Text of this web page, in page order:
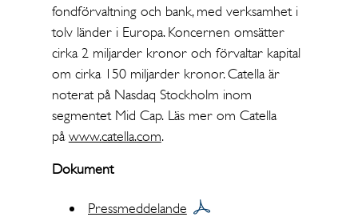
fondförvaltning och bank, med verksamhet i
tolv länder i Europa. Koncernen omsätter
cirka 2 miljarder kronor och förvaltar kapital
om cirka 150 miljarder kronor. Catella är
noterat på Nasdaq Stockholm inom
segmentet Mid Cap. Läs mer om Catella
påwww.catella.com.
Dokument
Pressmeddelande